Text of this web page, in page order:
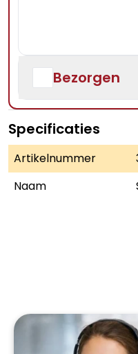
Bezorgen
Specificaties
Artikelnummer
Naam